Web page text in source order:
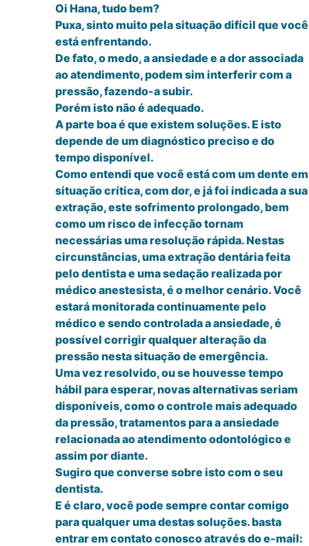
Oi Hana, tudo bem?
Puxa, sinto muito pela situação difícil que você
está enfrentando.
De fato, o medo, a ansiedade e a dor associada
ao atendimento, podem sim interferir com a
pressão, fazendo-a subir.
Porém isto não é adequado.
A parte boa é que existem soluções. E isto
depende de um diagnóstico preciso e do
tempo disponível.
Como entendi que você está com um dente em
situação crítica, com dor, e já foi indicada a sua
extração, este sofrimento prolongado, bem
como um risco de infecção tornam
necessárias uma resolução rápida. Nestas
circunstâncias, uma extração dentária feita
pelo dentista e uma sedação realizada por
médico anestesista, é o melhor cenário. Você
estará monitorada continuamente pelo
médico e sendo controlada a ansiedade, é
possível corrigir qualquer alteração da
pressão nesta situação de emergência.
Uma vez resolvido, ou se houvesse tempo
hábil para esperar, novas alternativas seriam
disponíveis, como o controle mais adequado
da pressão, tratamentos para a ansiedade
relacionada ao atendimento odontológico e
assim por diante.
Sugiro que converse sobre isto com o seu
dentista.
E é claro, você pode sempre contar comigo
para qualquer uma destas soluções. basta
entrar em contato conosco através do e-mail: